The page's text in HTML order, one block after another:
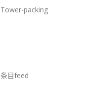
Tower-packing
条目feed